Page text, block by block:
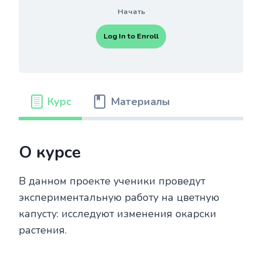
Начать
Log In to Enroll
Курс Материалы
О курсе
В данном проекте ученики проведут
экспериментальную работу на цветную
капусту: исследуют изменения окарски
растения.